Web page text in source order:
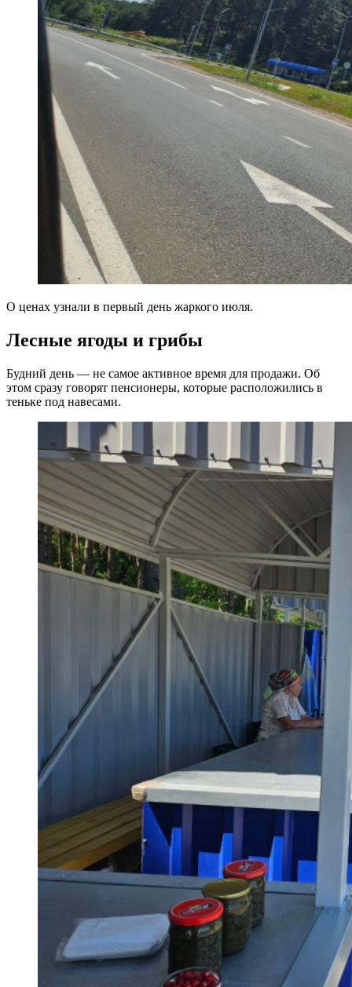
О ценах узнали в первый день жаркого июля.
Лесные ягоды и грибы
Будний день — не самое активное время для продажи. Об
этом сразу говорят пенсионеры, которые расположились в
теньке под навесами.